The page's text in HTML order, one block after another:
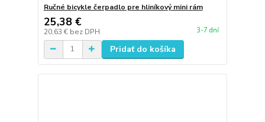
Ručné bicykle čerpadlo pre hliníkový mini rám
25,38 €
20,63 € bez DPH 3-7 dní
Pridať do košíka